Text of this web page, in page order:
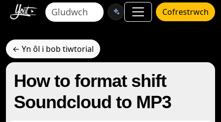
Cofrestrwch
← Yn ôl i bob tiwtorial
How to format shift
Soundcloud to MP3